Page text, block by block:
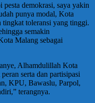
pesta demokrasi, saya yakin
punya modal, Kota
toleransi yang tinggi.
semakin
Malang sebagai
Alhamdulillah Kota
serta dan partisipasi
KPU, Bawaslu, Parpol,
terangnya.